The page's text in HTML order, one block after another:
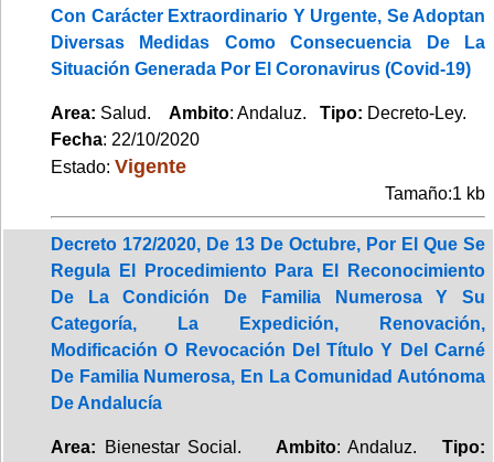
Con Carácter Extraordinario Y Urgente, Se Adoptan
Diversas Medidas Como Consecuencia De La
Situación Generada Por El Coronavirus (Covid-19)
Area: Salud. Ambito: Andaluz. Tipo: Decreto-Ley.
Fecha: 22/10/2020
Estado: Vigente
Tamaño:1 kb
Decreto 172/2020, De 13 De Octubre, Por El Que Se
Regula El Procedimiento Para El Reconocimiento
De La Condición De Familia Numerosa Y Su
Categoría, La Expedición, Renovación,
Modificación O Revocación Del Título Y Del Carné
De Familia Numerosa, En La Comunidad Autónoma
De Andalucía
Area: Bienestar Social. Ambito: Andaluz.Tipo: